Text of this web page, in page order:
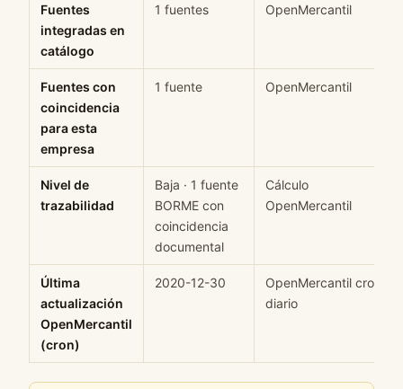
Fuentes
integradas en
catálogo
1 fuentes OpenMercantil
Fuentes con
coincidencia
para esta
empresa
1 fuente OpenMercantil
Nivel de
trazabilidad
Baja · 1 fuente
BORME con
coincidencia
documental
Cálculo
OpenMercantil
Última
actualización
OpenMercantil
(cron)
2020-12-30
OpenMercantil cron
diario